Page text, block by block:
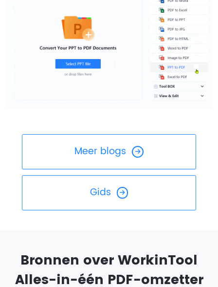
Meer blogs
Gids
Bronnen over WorkinTool
Alles-in-één PDF-omzetter